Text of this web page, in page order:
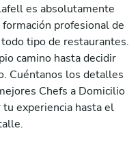
es absolutamente
profesional de
tipo de restaurantes.
camino hasta decidir
Cuéntanos los detalles
Chefs a Domicilio
experiencia hasta el